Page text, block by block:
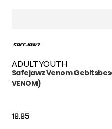
ADULTYOUTH
Safejawz Venom
VENOM)
19.95